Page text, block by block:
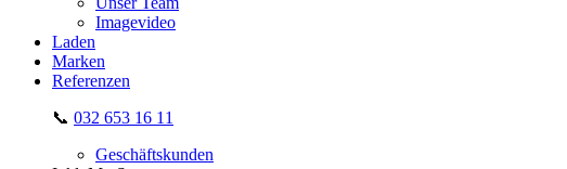
Imagevideo
Laden
Marken
Referenzen
📞 032 653 16 11
Geschäftskunden